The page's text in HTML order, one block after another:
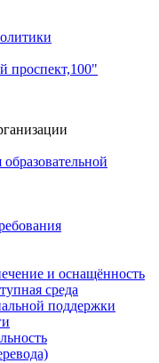
проспект,100"
и оснащённость
среда
поддержки